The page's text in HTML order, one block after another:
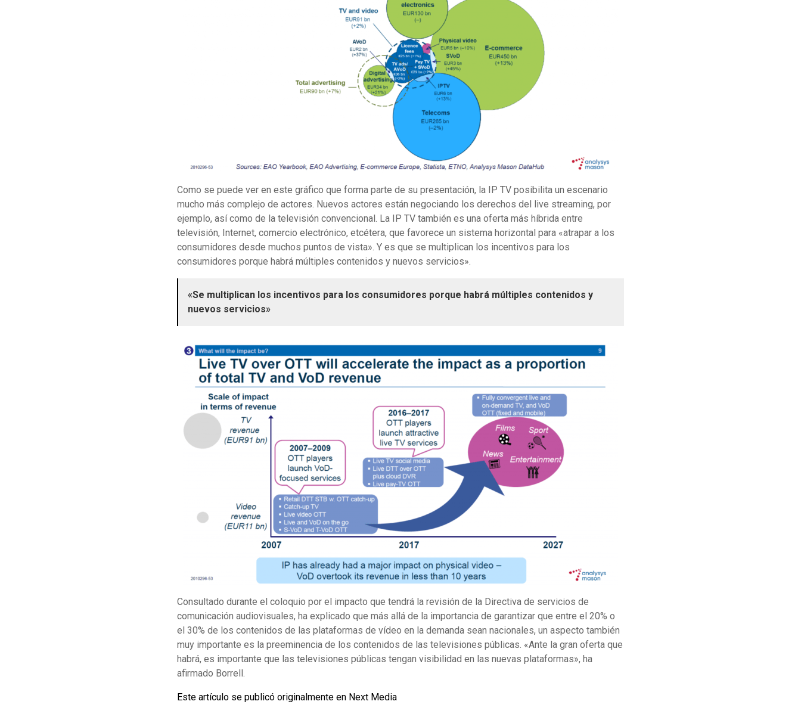
Como se puede ver en este gráfico que forma parte de su presentación, la IP TV posibilita un escenario
mucho más complejo de actores. Nuevos actores están negociando los derechos del live streaming, por
ejemplo, así como de la televisión convencional. La IP TV también es una oferta más híbrida entre
televisión, Internet, comercio electrónico, etcétera, que favorece un sistema horizontal para «atrapar a los
consumidores desde muchos puntos de vista». Y es que se multiplican los incentivos para los
consumidores porque habrá múltiples contenidos y nuevos servicios».
«Se multiplican los incentivos para los consumidores porque habrá múltiples contenidos y
nuevos servicios»
Consultado durante el coloquio por el impacto que tendrá la revisión de la Directiva de servicios de
comunicación audiovisuales, ha explicado que más allá de la importancia de garantizar que entre el 20% o
el 30% de los contenidos de las plataformas de vídeo en la demanda sean nacionales, un aspecto también
muy importante es la preeminencia de los contenidos de las televisiones públicas. «Ante la gran oferta que
habrá, es importante que las televisiones públicas tengan visibilidad en las nuevas plataformas», ha
afirmado Borrell.
Este artículo se publicó originalmente en Next Media